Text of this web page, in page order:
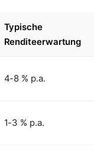
Typische
Renditeerwartung
4-8 % p.a.
1-3 % p.a.